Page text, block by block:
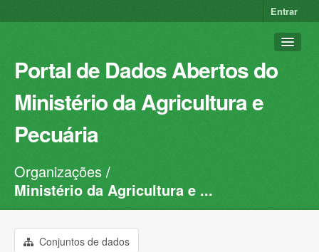
Entrar
Portal de Dados Abertos do
Ministério da Agricultura e
Pecuária
Conjuntos de dados
Organizações
Sobre
Organizações
Ministério da Agricultura e ...
Conjuntos de dados